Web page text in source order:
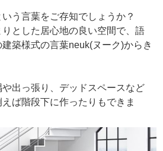
う言葉をご存知でしょうか？
とした居心地の良い空間で、語
築様式の言葉neuk(ヌーク)からき
出っ張り、デッドスペースなど
ば階段下に作ったりもできま